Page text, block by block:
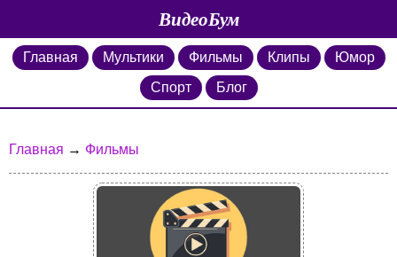
ВидеоБум
Главная Мультики Фильмы Клипы
Юмор
Спорт
Блог
Главная → Фильмы